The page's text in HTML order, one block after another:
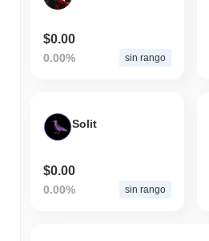
$0.00
0.00% sin rango
Solit
$0.00
0.00% sin rango